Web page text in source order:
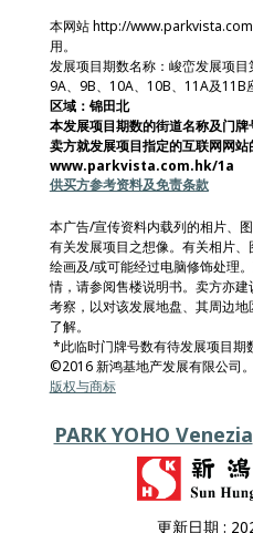
本网站 http://
用。
发展项目期数名称：峻峦发展项
9A、9B、10A、10B、11A及11B
区域：锦田北
本发展项目期数的街道名称及门
卖方就发展项目指定的互联网网站
www.parkvista.com.hk/1a
供买方参考资料及免责条款
本广告/宣传资料内载列的相片、
有关发展项目之想像。有关相片
绘画及/或可能经过电脑修饰处理
情，请参阅售楼说明书。卖方亦
考察，以对该发展地盘、其周边
了解。
*此临时门牌号数有待发展项目期
©2016 新鸿基地产发展有限公司
版权与商标
PARK YOHO Venezia
更新日期 :